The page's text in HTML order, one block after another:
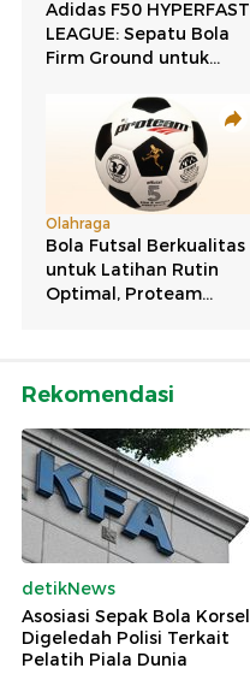
Rekomendasi
detikNews
Asosiasi Sepak Bola Korsel
Digeledah Polisi Terkait
Pelatih Piala Dunia